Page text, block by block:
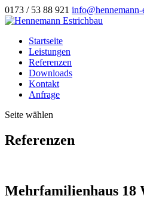
0173 / 53 88 921 info@hennemann-
Startseite
Leistungen
Referenzen
Downloads
Kontakt
Anfrage
Seite wählen
Referenzen
Mehrfamilienhaus 18